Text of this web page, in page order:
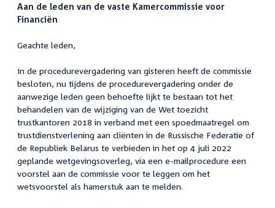
Aan de leden van de vaste Kamercommissie voor
Financiën
Geachte leden,
In de procedurevergadering van gisteren heeft de commissie
besloten, nu tijdens de procedurevergadering onder de
aanwezige leden geen behoefte lijkt te bestaan tot het
behandelen van de wijziging van de Wet toezicht
trustkantoren 2018 in verband met een spoedmaatregel om
trustdienstverlening aan cliënten in de Russische Federatie of
de Republiek Belarus te verbieden in het op 4 juli 2022
geplande wetgevingsoverleg, via een e-mailprocedure een
voorstel aan de commissie voor te leggen om het
wetsvoorstel als hamerstuk aan te melden.